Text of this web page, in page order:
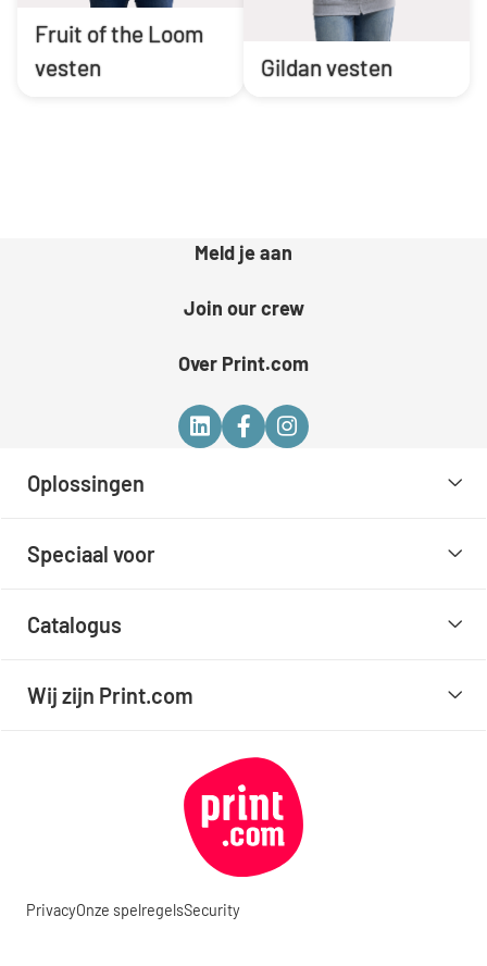
Fruit of the Loom
vesten
Gildan vesten
Meld je aan
Join our crew
Over Print.com
Oplossingen
Speciaal voor
Catalogus
Wij zijn Print.com
PrivacyOnze spelregelsSecurity